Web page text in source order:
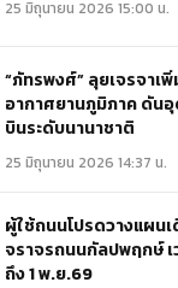
25 มิถุนายน 2026 15:00 น.
“ภัทรพงศ์” ลุยเจรจาเ
อากาศยานภูมิภาค ดัน
บินระดับนานาชาติ
25 มิถุนายน 2026 14:37 น.
ผู้ใช้ถนนโปรดวางแผน
จราจรถนนกัลปพฤกษ์
ถึง 1 พ.ย.69